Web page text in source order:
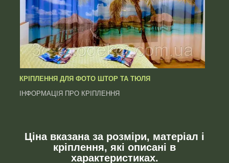
КРІПЛЕННЯ ДЛЯ ФОТО ШТОР ТА ТЮЛЯ
ІНФОРМАЦІЯ ПРО КРІПЛЕННЯ
Ціна вказана за розміри, матеріал і
кріплення, які описані в
характеристиках.